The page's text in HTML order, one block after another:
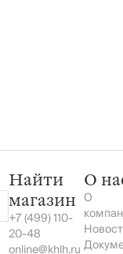
Найти
магазин
+7 (499) 110-
20-48
online@khlh.ru
О
О